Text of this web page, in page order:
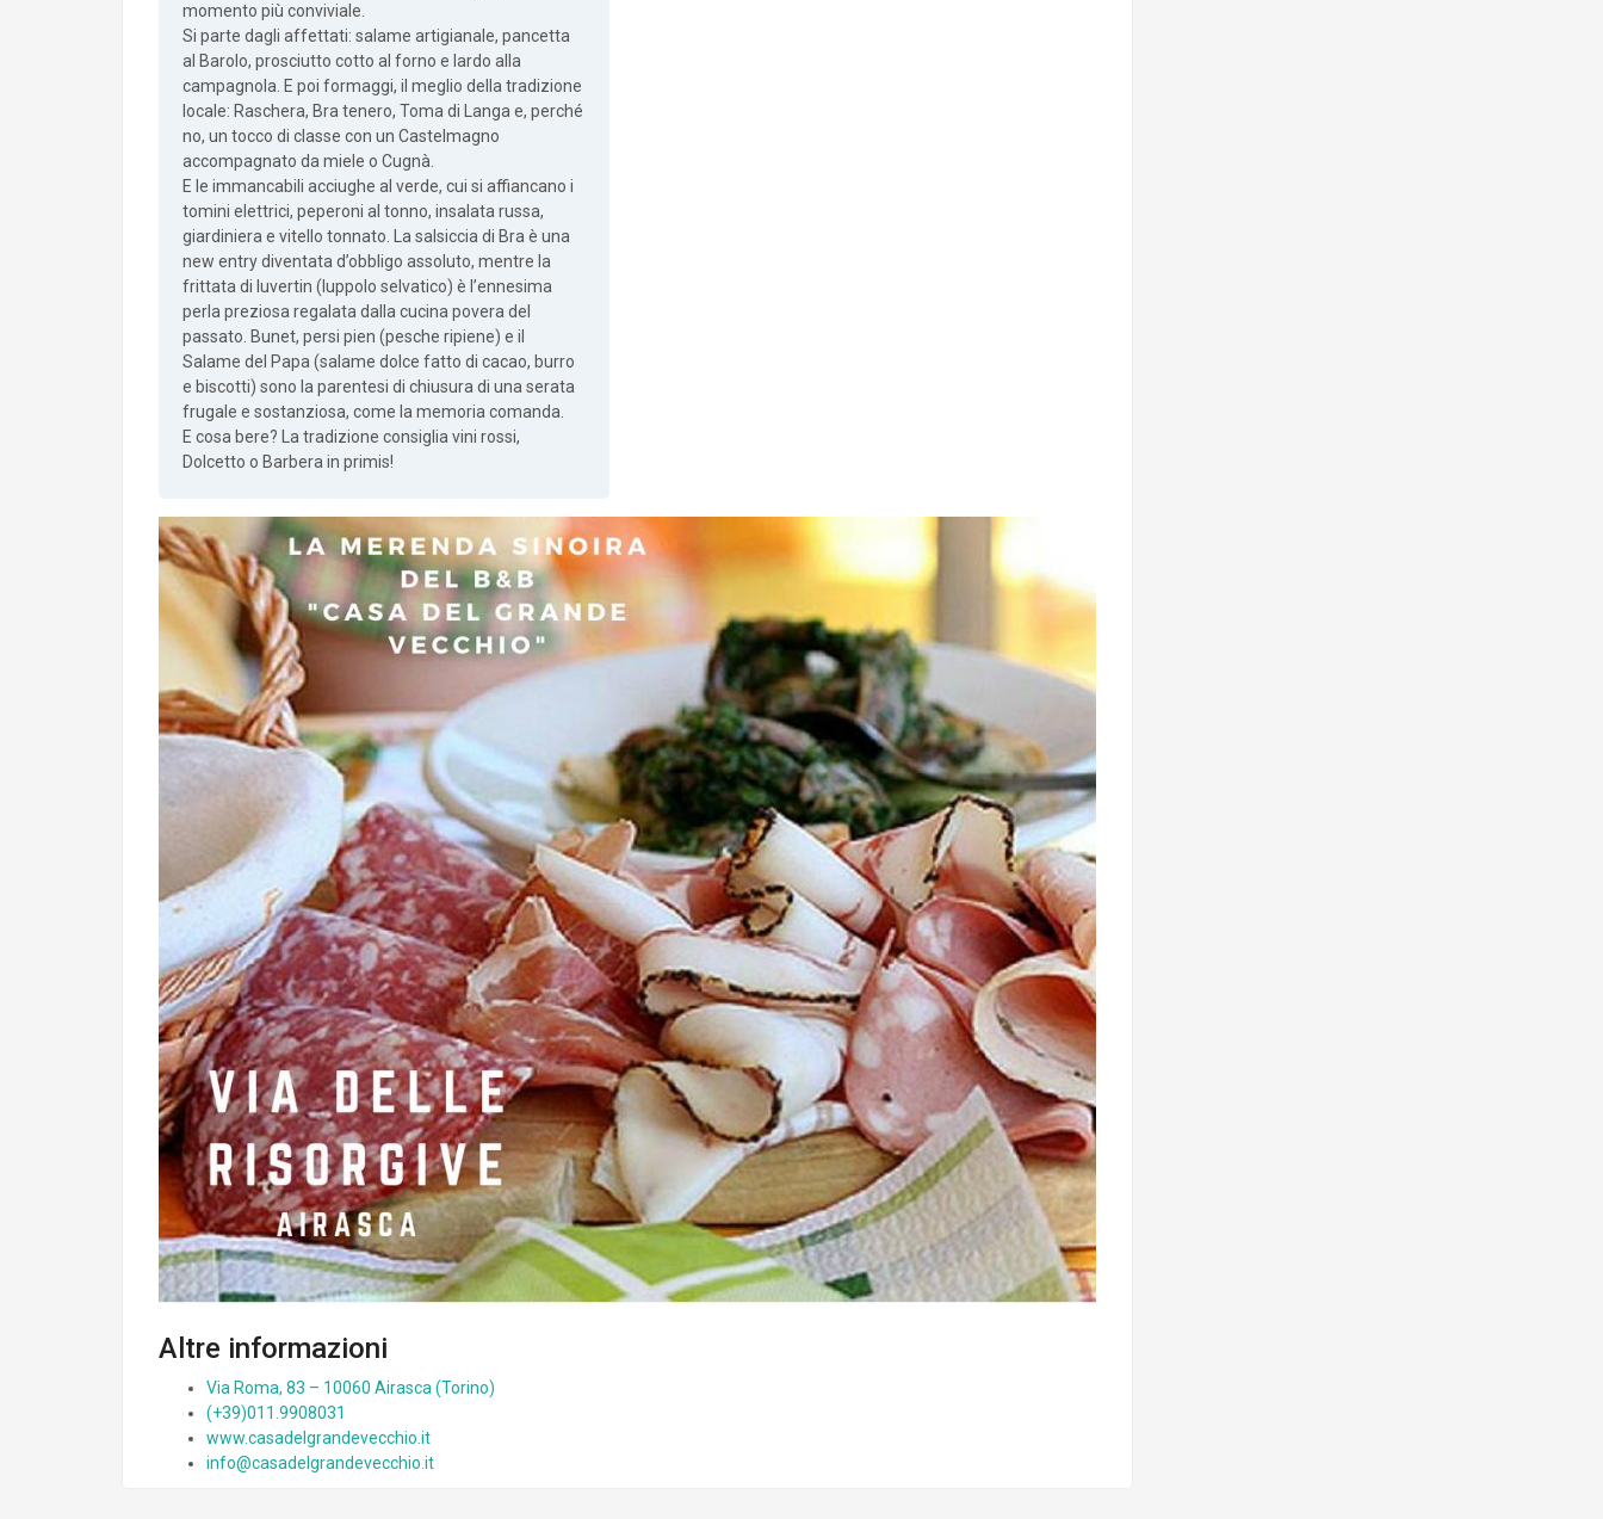
momento più conviviale.
Si parte dagli affettati: salame artigianale, pancetta
al Barolo, prosciutto cotto al forno e lardo alla
campagnola. E poi formaggi, il meglio della tradizione
locale: Raschera, Bra tenero, Toma di Langa e, perché
no, un tocco di classe con un Castelmagno
accompagnato da miele o Cugnà.
E le immancabili acciughe al verde, cui si affiancano i
tomini elettrici, peperoni al tonno, insalata russa,
giardiniera e vitello tonnato. La salsiccia di Bra è una
new entry diventata d’obbligo assoluto, mentre la
frittata di luvertin (luppolo selvatico) è l’ennesima
perla preziosa regalata dalla cucina povera del
passato. Bunet, persi pien (pesche ripiene) e il
Salame del Papa (salame dolce fatto di cacao, burro
e biscotti) sono la parentesi di chiusura di una serata
frugale e sostanziosa, come la memoria comanda.
E cosa bere? La tradizione consiglia vini rossi,
Dolcetto o Barbera in primis!
Altre informazioni
Via Roma, 83 – 10060 Airasca (Torino)
(+39)011.9908031
www.casadelgrandevecchio.it
info@casadelgrandevecchio.it